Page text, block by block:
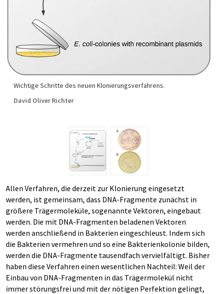
Wichtige Schritte des neuen Klonierungsverfahrens.
David Oliver Richter
Allen Verfahren, die derzeit zur Klonierung eingesetzt
werden, ist gemeinsam, dass DNA-Fragmente zunächst in
größere Trägermoleküle, sogenannte Vektoren, eingebaut
werden. Die mit DNA-Fragmenten beladenen Vektoren
werden anschließend in Bakterien eingeschleust. Indem sich
die Bakterien vermehren und so eine Bakterienkolonie bilden,
werden die DNA-Fragmente tausendfach vervielfältigt. Bisher
haben diese Verfahren einen wesentlichen Nachteil: Weil der
Einbau von DNA-Fragmenten in das Trägermolekül nicht
immer störungsfrei und mit der nötigen Perfektion gelingt,